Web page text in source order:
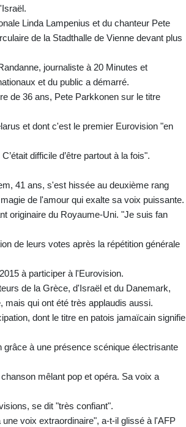
Linda Lampenius et du chanteur Pete
de la Stadthalle de Vienne devant plus
journaliste à 20 Minutes et
et du public a démarré.
de 36 ans, Pete Parkkonen sur le titre
et dont c'est le premier Eurovision "en
difficile d’être partout à la fois".
41 ans, s'est hissée au deuxième rang
de l'amour qui exalte sa voix puissante.
originaire du Royaume-Uni. "Je suis fan
de leurs votes après la répétition générale
à participer à l'Eurovision.
de la Grèce, d'Israël et du Danemark,
qui ont été très applaudis aussi.
dont le titre en patois jamaïcain signifie
à une présence scénique électrisante
mêlant pop et opéra. Sa voix a
se dit "très confiant".
voix extraordinaire", a-t-il glissé à l'AFP